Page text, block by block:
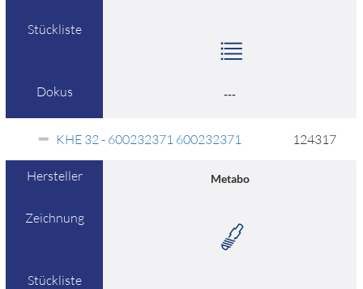
Stückliste
Dokus ---
KHE 32 - 600232371 600232371 124317
Hersteller Metabo
Zeichnung
Stückliste